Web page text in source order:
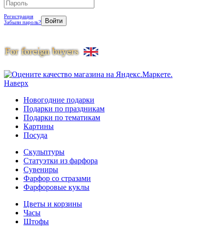
Регистрация
Забыли пароль?
Наверх
Новогодние подарки
Подарки по праздникам
Подарки по тематикам
Картины
Посуда
Скульптуры
Статуэтки из фарфора
Сувениры
Фарфор со стразами
Фарфоровые куклы
Цветы и корзины
Часы
Штофы